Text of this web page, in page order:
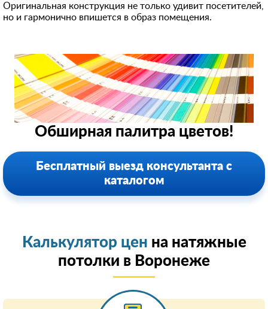
Оригинальная конструкция не только удивит посетителей,
но и гармонично впишется в образ помещения.
Обширная палитра цветов!
Бесплатный выезд консультанта с
каталогом
Калькулятор цен на натяжные
потолки в Воронеже